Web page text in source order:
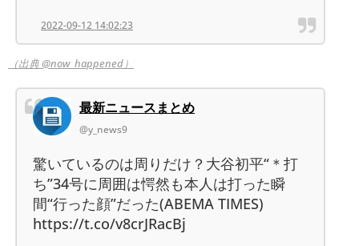
2022-09-12 14:02:23
（出典 @now_happened）
最新ニュースまとめ
@y_news9
驚いているのは周りだけ？大谷初平“＊打
ち”34号に周囲は愕然も本人は打った瞬
間“行った顔”だった(ABEMA TIMES)
https://t.co/v8crJRacBj